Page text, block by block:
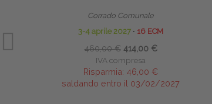
Corrado Comunale
3-4 aprile 2027 ∙ 16 ECM
460,00 € 414,00 €
IVA compresa
Risparmia: 46,00 €
saldando entro il 03/02/2027